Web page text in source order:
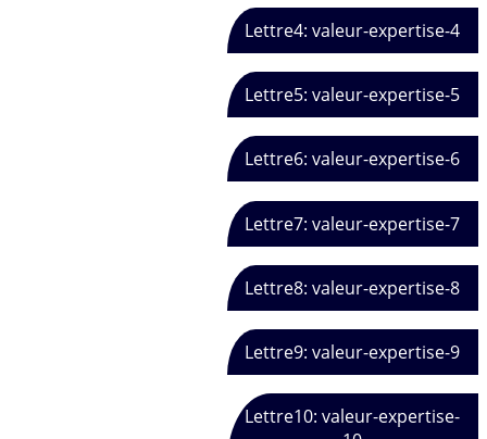
Lettre4: valeur-expertise-4
Lettre5: valeur-expertise-5
Lettre6: valeur-expertise-6
Lettre7: valeur-expertise-7
Lettre8: valeur-expertise-8
Lettre9: valeur-expertise-9
Lettre10: valeur-expertise-